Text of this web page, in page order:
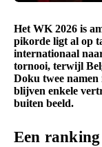
Het WK 2026 is
pikorde ligt al op
internationaal
tornooi, terwijl
Doku twee
blijven enkele
buiten beeld.
Een ranking